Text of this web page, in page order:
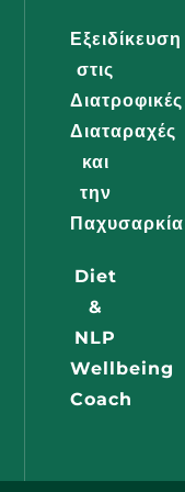
Εξειδίκευση
στις
Διατροφικές
Διαταραχές
και
την
Παχυσαρκία
Diet
&
NLP
Wellbeing
Coach